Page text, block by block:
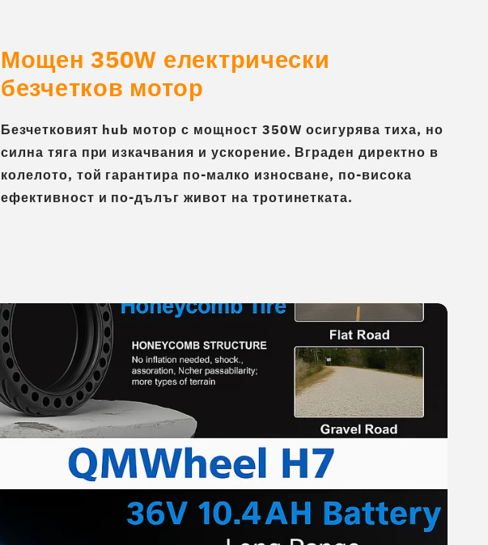
Мощен 350W електрически
безчетков мотор
Безчетковият hub мотор с мощност 350W осигурява тиха, но
силна тяга при изкачвания и ускорение. Вграден директно в
колелото, той гарантира по-малко износване, по-висока
ефективност и по-дълъг живот на тротинетката.